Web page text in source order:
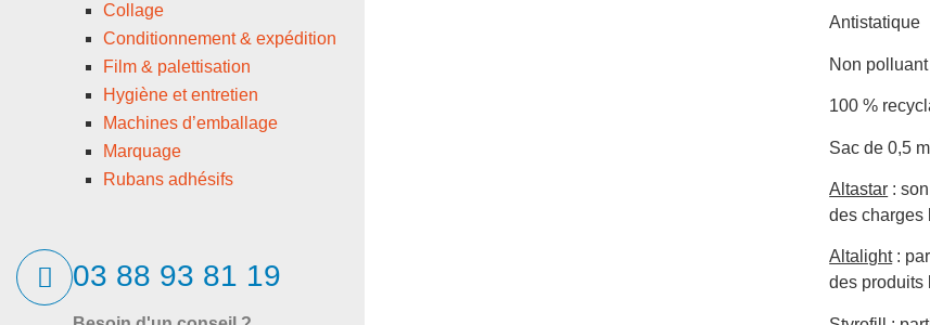
Collage
Conditionnement & expédition
Film & palettisation
Hygiène et entretien
Machines d’emballage
Marquage
Rubans adhésifs
03 88 93 81 19
Antistatique
Non polluant
100 %
Sac de 0,5 m
Altastar :
des charges
Altalight:
des produits